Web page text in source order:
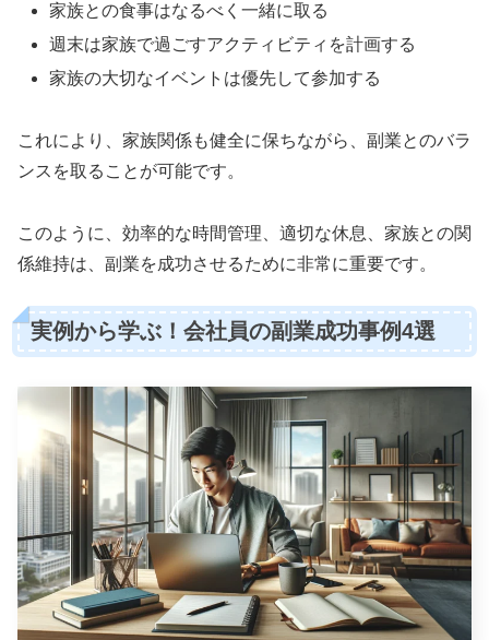
家族との食事はなるべく一緒に取る
週末は家族で過ごすアクティビティを計画する
家族の大切なイベントは優先して参加する
これにより、家族関係も健全に保ちながら、副業とのバラ
ンスを取ることが可能です。
このように、効率的な時間管理、適切な休息、家族との関
係維持は、副業を成功させるために非常に重要です。
実例から学ぶ！会社員の副業成功事例4選